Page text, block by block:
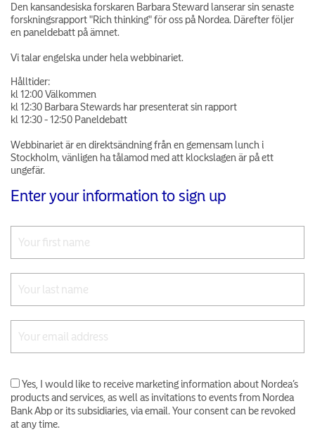
Den kansandesiska forskaren Barbara Steward lanserar sin senaste
forskningsrapport "Rich thinking" för oss på Nordea. Därefter följer
en paneldebatt på ämnet.
Vi talar engelska under hela webbinariet.
Hålltider:
kl 12:00 Välkommen
kl 12:30 Barbara Stewards har presenterat sin rapport
kl 12:30 - 12:50 Paneldebatt
Webbinariet är en direktsändning från en gemensam lunch i
Stockholm, vänligen ha tålamod med att klockslagen är på ett
ungefär.
Enter your information to sign up
Yes, I would like to receive marketing information about Nordea’s
products and services, as well as invitations to events from Nordea
Bank Abp or its subsidiaries, via email. Your consent can be revoked
at any time.